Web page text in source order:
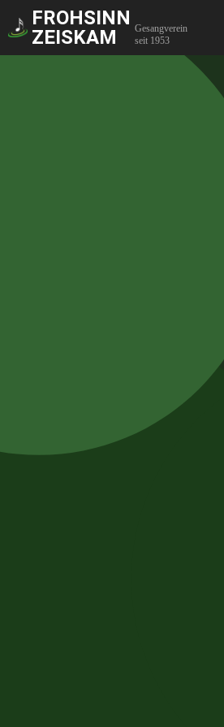
FROHSINN
ZEISKAM
Gesangverein
seit 1953